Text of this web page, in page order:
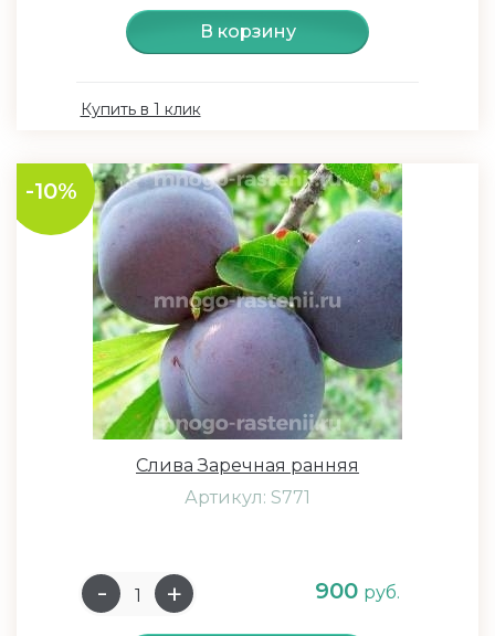
В корзину
Купить в 1 клик
-10%
Слива Заречная ранняя
Артикул: S771
900 руб.